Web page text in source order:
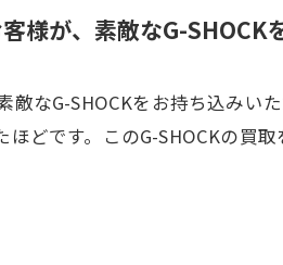
様が、素敵なG-SHOCK
なG-SHOCKをお持ち込みい
どです。このG-SHOCKの買